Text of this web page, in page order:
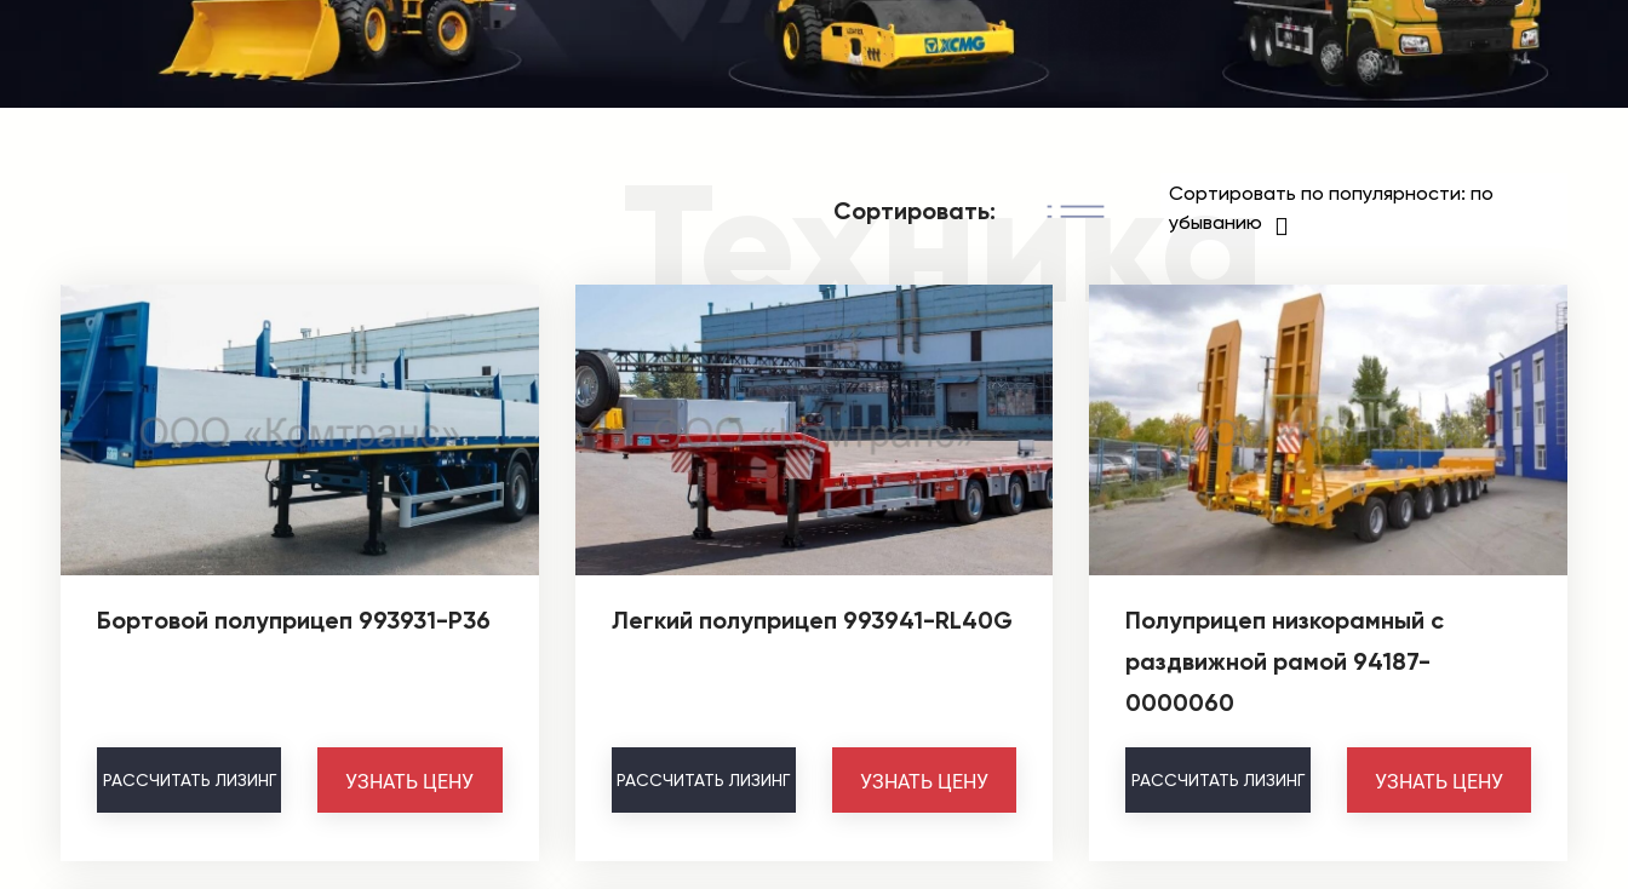
Сортировать:
Сортировать по популярности: по
убыванию
Техника
Бортовой полуприцеп 993931-P36
РАССЧИТАТЬ ЛИЗИНГ УЗНАТЬ ЦЕНУ
Легкий полуприцеп 993941-RL40G
РАССЧИТАТЬ ЛИЗИНГ УЗНАТЬ ЦЕНУ
Полуприцеп низкорамный с
раздвижной рамой 94187-
0000060
РАССЧИТАТЬ ЛИЗИНГ УЗНАТЬ ЦЕНУ